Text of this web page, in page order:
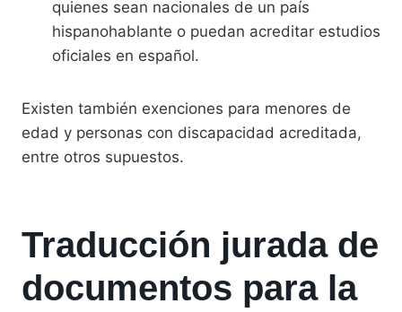
quienes sean nacionales de un país
hispanohablante o puedan acreditar estudios
oficiales en español.
Existen también exenciones para menores de
edad y personas con discapacidad acreditada,
entre otros supuestos.
Traducción jurada de
documentos para la